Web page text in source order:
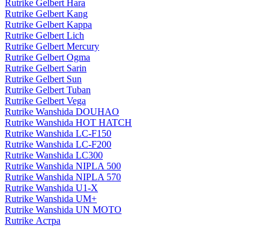
Rutrike Gelbert Hara
Rutrike Gelbert Kang
Rutrike Gelbert Kappa
Rutrike Gelbert Lich
Rutrike Gelbert Mercury
Rutrike Gelbert Ogma
Rutrike Gelbert Sarin
Rutrike Gelbert Sun
Rutrike Gelbert Tuban
Rutrike Gelbert Vega
Rutrike Wanshida DOUHAO
Rutrike Wanshida HOT HATCH
Rutrike Wanshida LC-F150
Rutrike Wanshida LC-F200
Rutrike Wanshida LC300
Rutrike Wanshida NIPLA 500
Rutrike Wanshida NIPLA 570
Rutrike Wanshida U1-X
Rutrike Wanshida UM+
Rutrike Wanshida UN MOTO
Rutrike Астра